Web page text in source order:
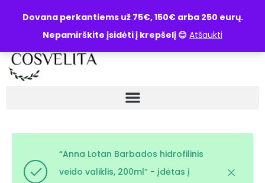
Dovana perkantiems už 75€, 150€ arba 250 eurų.
Nepamirškite įsidėti į krepšelį 😊 Atšaukti
UŽKLAUSA
“Anna Lotan Barbados hidrofilinis
veido valiklis, 200ml” - įdėtas į